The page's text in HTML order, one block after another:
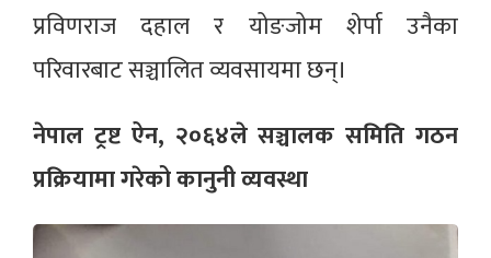
प्रविणराज दहाल र योङजोम शेर्पा उनैका
परिवारबाट सञ्चालित व्यवसायमा छन्।
नेपाल ट्रष्ट ऐन, २०६४ले सञ्चालक समिति गठन
प्रक्रियामा गरेको कानुनी व्यवस्था